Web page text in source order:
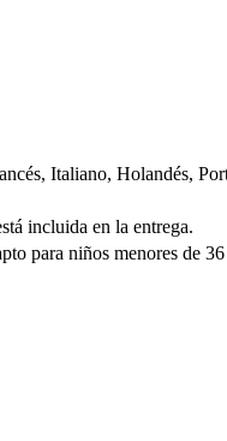
Italiano, Holandés,
incluida en la entrega.
para niños menores de 36